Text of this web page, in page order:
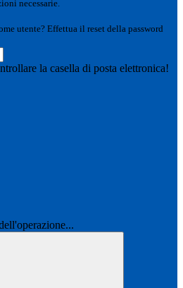
necessarie.
utente? Effettua il reset della password
la casella di posta elettronica!